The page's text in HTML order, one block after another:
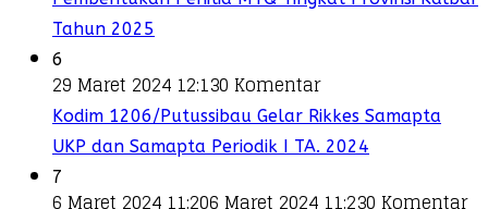
Tahun 2025
6
29 Maret 2024 12:130 Komentar
Kodim 1206/Putussibau Gelar Rikkes Samapta
UKP dan Samapta Periodik I TA. 2024
7
6 Maret 2024 11:206 Maret 2024 11:230 Komentar